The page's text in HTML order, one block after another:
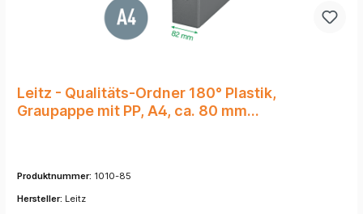
Leitz - Qualitäts-Ordner 180° Plastik,
Graupappe mit PP, A4, ca. 80 mm
Produktnummer: 1010-85
Hersteller: Leitz